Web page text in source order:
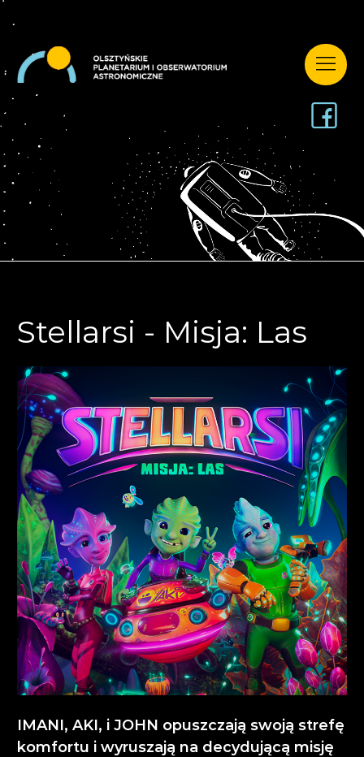
Stellarsi - Misja: Las
IMANI, AKI, i JOHN opuszczają swoją strefę
komfortu i wyruszają na decydującą misję